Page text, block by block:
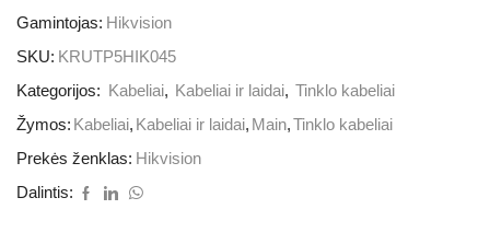
Gamintojas: Hikvision
SKU: KRUTP5HIK045
Kategorijos:
Kabeliai, Kabeliai ir laidai, Tinklo kabeliai
Žymos: Kabeliai, Kabeliai ir laidai, Main,Tinklo kabeliai
Prekės ženklas: Hikvision
Dalintis: